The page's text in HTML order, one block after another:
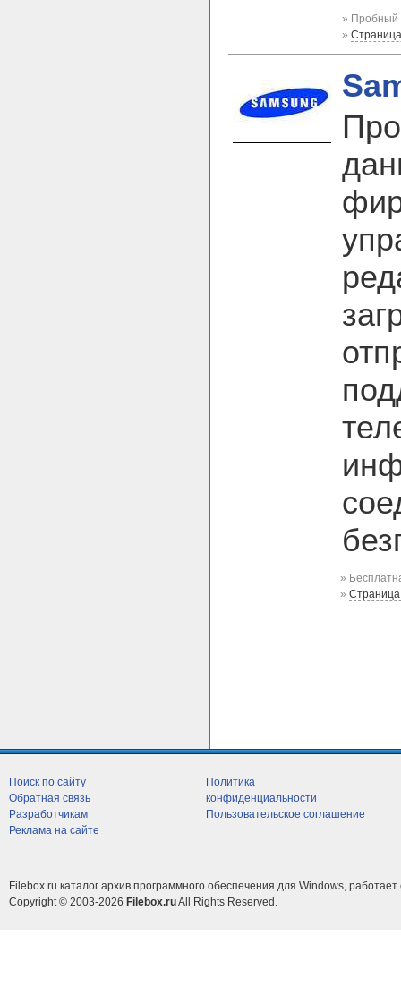
» Пробный
»
»
»
Поиск по сайту
Обратная связь
Разработчикам
Реклама на сайте
Политика
конфиденциальности
Пользовательское соглашение
Filebox.ru каталог архив программного обеспечения для Windows, работает
Copyright © 2003-2026 Filebox.ruAll Rights Reserved.